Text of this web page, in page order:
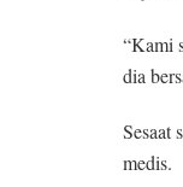
“Kami
dia
Sesaat
medis.